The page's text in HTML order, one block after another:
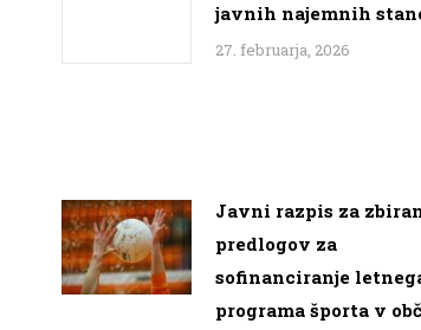
javnih najemnih
27. februarja, 2026
Javni razpis za
predlogov za
sofinanciranje
programa športa v